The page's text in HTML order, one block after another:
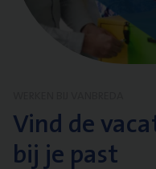
Vind de
bij je past